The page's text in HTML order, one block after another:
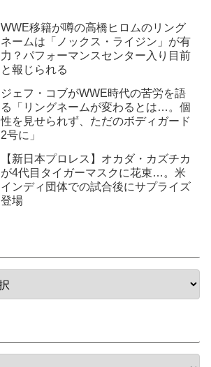
WWE移籍が噂の高橋ヒロムのリング
ネームは「ノックス・ライジン」が有
力？パフォーマンスセンター入り目前
と報じられる
ジェフ・コブがWWE時代の苦労を語
る「リングネームが変わるとは…。個
性を見せられず、ただのボディガード
2号に」
【新日本プロレス】オカダ・カズチカ
が4代目タイガーマスクに花束…。米
インディ団体での試合後にサプライズ
登場